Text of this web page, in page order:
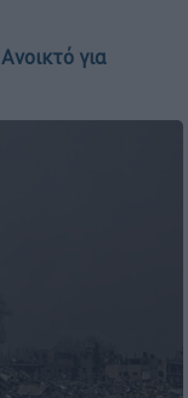
Ανοικτό για